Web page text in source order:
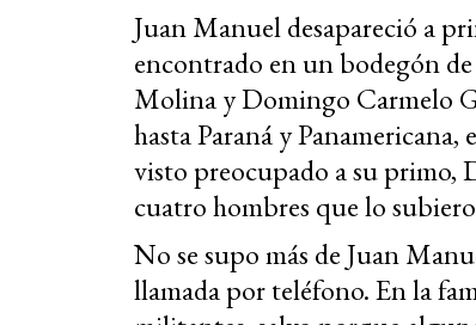
Juan Manuel desapareció a
encontrado en un bodegón
Molina y Domingo Carmelo
hasta Paraná y
visto preocupado a su primo,
cuatro hombres que lo
No se supo más de Juan
llamada por teléfono. En la